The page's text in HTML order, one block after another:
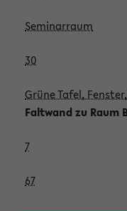
Seminarraum
30
Grüne Tafel,
Faltwand zu Raum
7
67